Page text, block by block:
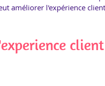
améliorer l'expérience